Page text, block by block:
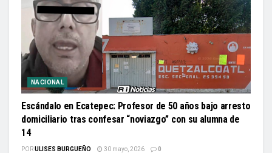
NACIONAL
Escándalo en Ecatepec: Profesor de 50 años bajo arresto
domiciliario tras confesar “noviazgo” con su alumna de
14
PORULISES BURGUEÑO 30 mayo, 2026 0